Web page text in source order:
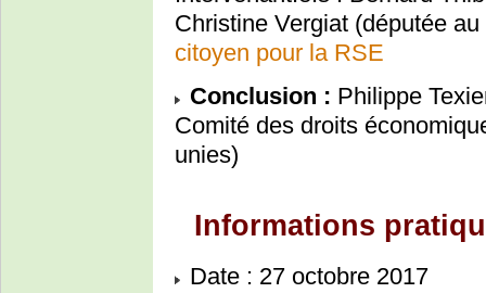
Christine Vergiat (députée
citoyen pour la RSE
Conclusion : Philippe
Comité des droits
unies)
Informations
Date : 27 octobre 2017